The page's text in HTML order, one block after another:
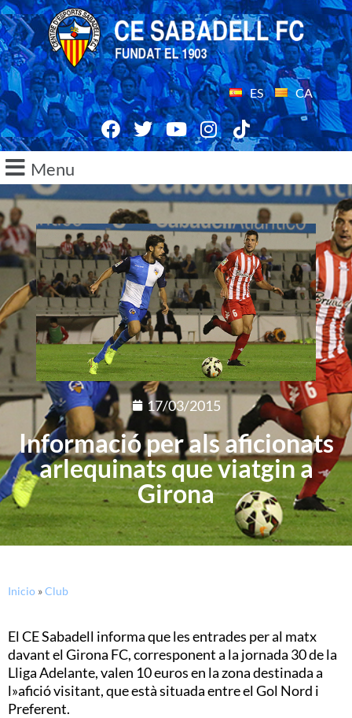
ES CA
Menu
17/03/2015
Informació per als aficionats
arlequinats que viatgin a
Girona
Inicio »Club
El CE Sabadell informa que les entrades per al matx
davant el Girona FC, corresponent a la jornada 30 de la
Lliga Adelante, valen 10 euros en la zona destinada a
l»afició visitant, que està situada entre el Gol Nord i
Preferent.